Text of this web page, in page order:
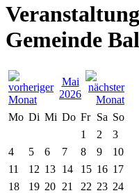
Gemeinde
Mai
2026
Mo Di Mi Do Fr Sa So
1
2
3
4
5 6 7 8 9
10
11
12 13 14 15 16 17
18
19 20 21 22 23 24